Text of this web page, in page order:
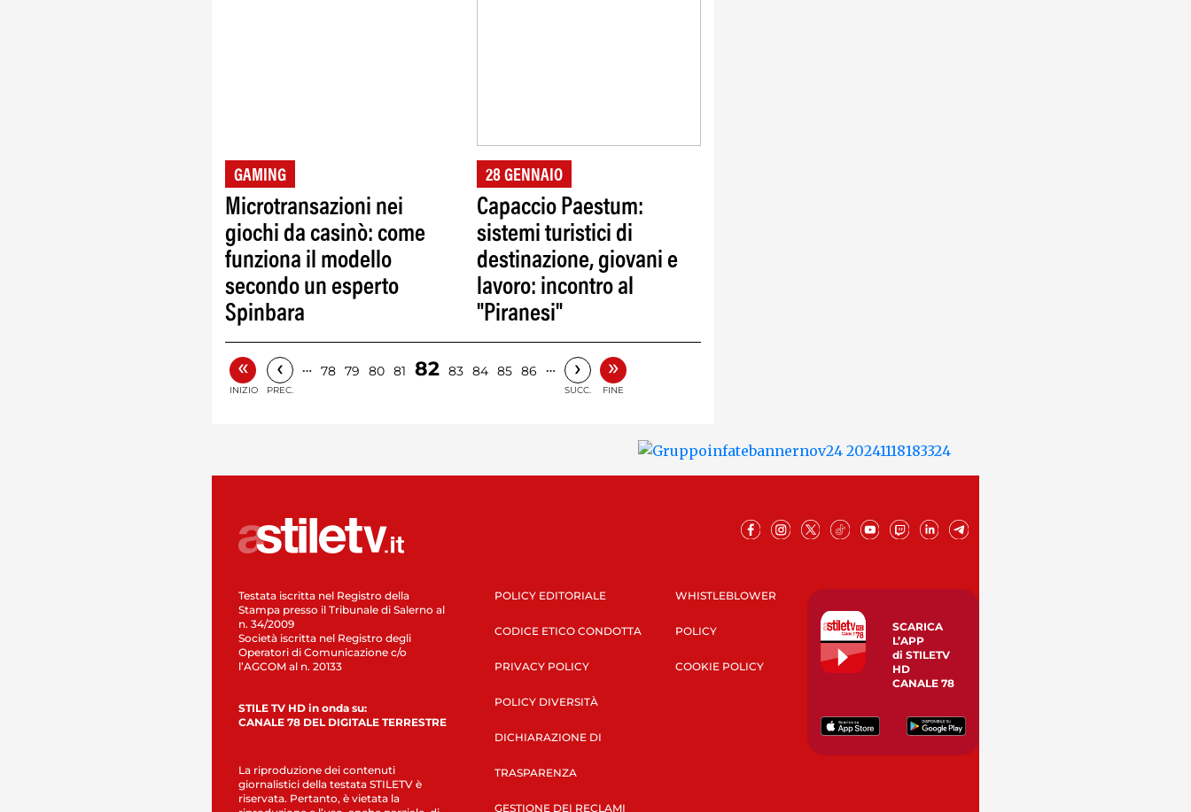
GAMING
Microtransazioni nei
giochi da casinò: come
funziona il modello
secondo un esperto
Spinbara
28 GENNAIO
Capaccio Paestum:
sistemi turistici di
destinazione, giovani e
lavoro: incontro al
"Piranesi"
«
INIZIO
‹
PREC.
… 78 79 80 81 82 83 84 85 86 … ›
SUCC.
»
FINE
Testata iscritta nel Registro della
Stampa presso il Tribunale di Salerno al
n. 34/2009
Società iscritta nel Registro degli
Operatori di Comunicazione c/o
l’AGCOM al n. 20133
STILE TV HD in onda su:
CANALE 78 DEL DIGITALE TERRESTRE
La riproduzione dei contenuti
giornalistici della testata STILETV è
riservata. Pertanto, è vietata la
POLICY EDITORIALE
CODICE ETICO CONDOTTA
PRIVACY POLICY
POLICY DIVERSITÀ
DICHIARAZIONE DI
TRASPARENZA
GESTIONE DEI RECLAMI
WHISTLEBLOWER
POLICY
COOKIE POLICY
SCARICA
L’APP
di STILETV
HD
CANALE 78